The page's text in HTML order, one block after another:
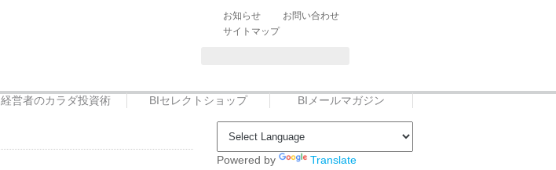
お知らせ
お問い合わせ
サイトマップ
経営者のカラダ投資術 BIセレクトショップ BIメールマガジン
Powered by Translate